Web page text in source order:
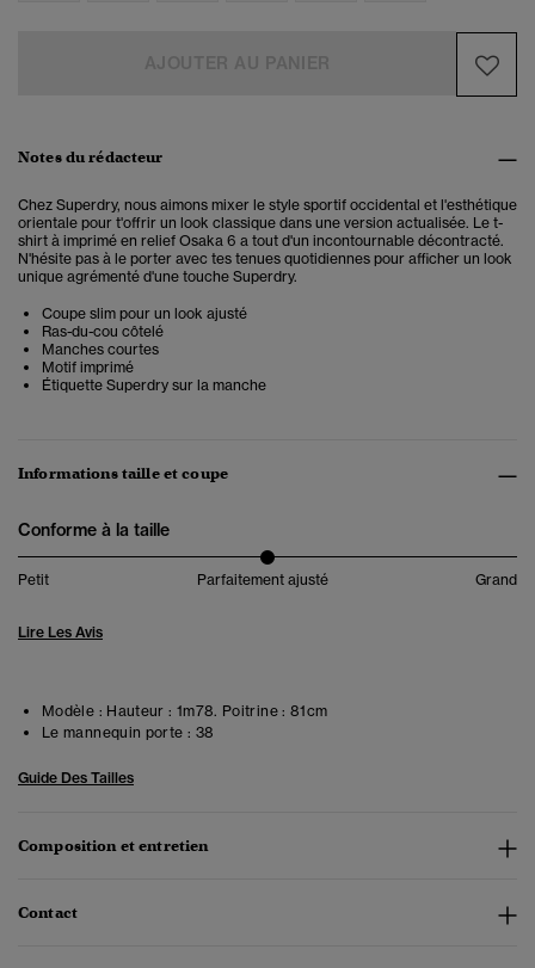
Notes du rédacteur
Chez Superdry, nous aimons mixer le style sportif occidental et l'esthétique
orientale pour t'offrir un look classique dans une version actualisée. Le t-
shirt à imprimé en relief Osaka 6 a tout d'un incontournable décontracté.
N'hésite pas à le porter avec tes tenues quotidiennes pour afficher un look
unique agrémenté d'une touche Superdry.
Coupe slim pour un look ajusté
Ras-du-cou côtelé
Manches courtes
Motif imprimé
Étiquette Superdry sur la manche
Informations taille et coupe
Conforme à la taille
Petit Parfaitement ajusté Grand
Lire Les Avis
Modèle : Hauteur : 1m78. Poitrine : 81cm
Le mannequin porte : 38
Guide Des Tailles
Composition et entretien
Contact